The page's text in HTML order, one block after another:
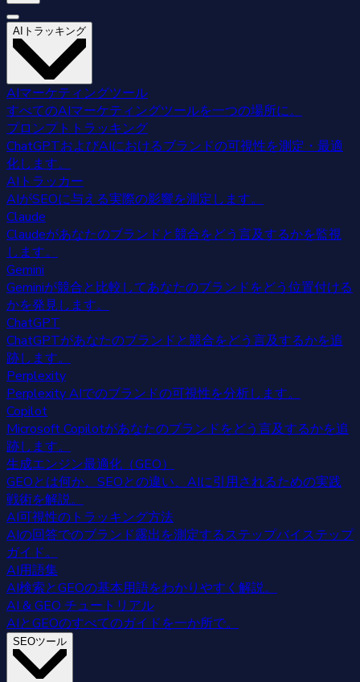
AIトラッキング
AIマーケティングツール
すべてのAIマーケティングツールを一つの場所に。
プロンプトトラッキング
ChatGPTおよびAIにおけるブランドの可視性を測定・最適
化します。
AIトラッカー
AIがSEOに与える実際の影響を測定します。
Claude
Claudeがあなたのブランドと競合をどう言及するかを監視
します。
Gemini
Geminiが競合と比較してあなたのブランドをどう位置付ける
かを発見します。
ChatGPT
ChatGPTがあなたのブランドと競合をどう言及するかを追
跡します。
Perplexity
Perplexity AIでのブランドの可視性を分析します。
Copilot
Microsoft Copilotがあなたのブランドをどう言及するかを追
跡します。
生成エンジン最適化（GEO）
GEOとは何か、SEOとの違い、AIに引用されるための実践
戦術を解説。
AI可視性のトラッキング方法
AIの回答でのブランド露出を測定するステップバイステップ
ガイド。
AI用語集
AI検索とGEOの基本用語をわかりやすく解説。
AI & GEO チュートリアル
AIとGEOのすべてのガイドを一か所で。
SEOツール